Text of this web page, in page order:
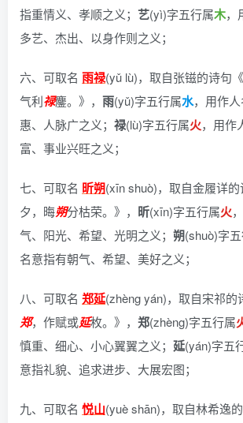
指重情义、孝顺之义； 艺(yì)字五行属木，
多艺、杰出、以身作则之义；
六、可取名 雨禄(yǔ lù)， 取自张镃的诗句
气利禄鏖。》 ， 雨(yǔ)字五行属水，用作
惠、人脉广之义； 禄(lù)字五行属火，用作
富、事业兴旺之义；
七、可取名 昕朔(xīn shuò)， 取自金履详
夕，晦朔分枯荣。》 ， 昕(xīn)字五行属火
气、阳光、希望、光明之义； 朔(shuò)字
名意指有朝气、希望、美好之义；
八、可取名 郑延(zhèng yán)， 取自宋祁的
郑，作赋或延枚。》 ， 郑(zhèng)字五行属
慎重、细心、小心翼翼之义； 延(yán)字五
意指礼貌、追求进步、大展宏图；
九、可取名 悦山(yuè shān)， 取自林希逸